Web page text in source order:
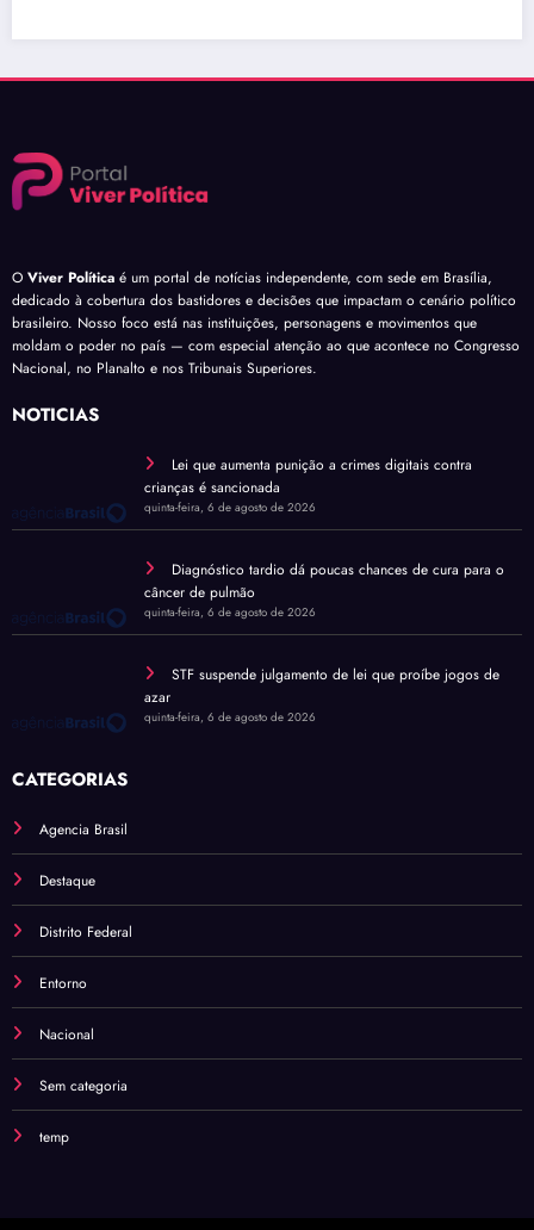
O Viver Política é um portal de notícias independente, com sede em Brasília,
dedicado à cobertura dos bastidores e decisões que impactam o cenário político
brasileiro. Nosso foco está nas instituições, personagens e movimentos que
moldam o poder no país — com especial atenção ao que acontece no Congresso
Nacional, no Planalto e nos Tribunais Superiores.
NOTÍCIAS
Lei que aumenta punição a crimes digitais contra
crianças é sancionada
quinta-feira, 6 de agosto de 2026
Diagnóstico tardio dá poucas chances de cura para o
câncer de pulmão
quinta-feira, 6 de agosto de 2026
STF suspende julgamento de lei que proíbe jogos de
azar
quinta-feira, 6 de agosto de 2026
CATEGORIAS
Agencia Brasil
Destaque
Distrito Federal
Entorno
Nacional
Sem categoria
temp